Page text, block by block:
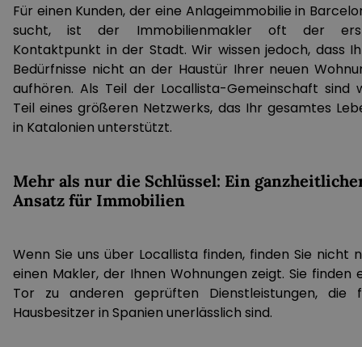
Für einen Kunden, der eine Anlageimmobilie in
sucht, ist der Immobilienmakler oft der
Kontaktpunkt in der Stadt. Wir wissen jedoch, dass
Bedürfnisse nicht an der Haustür Ihrer neuen
aufhören. Als Teil der Locallista-Gemeinschaft sind
Teil eines größeren Netzwerks, das Ihr gesamtes
in Katalonien unterstützt.
Mehr als nur die Schlüssel: Ein
Ansatz für Immobilien
Wenn Sie uns über Locallista finden, finden Sie nicht
einen Makler, der Ihnen Wohnungen zeigt. Sie finden
Tor zu anderen geprüften Dienstleistungen, die
Hausbesitzer in Spanien unerlässlich sind.